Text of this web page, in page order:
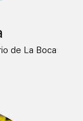
de La Boca